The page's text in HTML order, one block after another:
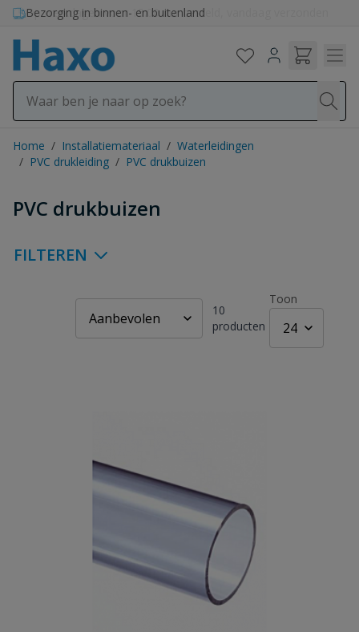
Ga naar de inhoud
Bezorging in binnen- en buitenland
Home / Installatiemateriaal / Waterleidingen
/ PVC drukleiding / PVC drukbuizen
PVC drukbuizen
FILTEREN
10
producten
Toon